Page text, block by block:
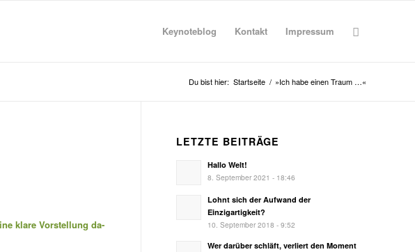
Keynoteblog Kontakt Impressum
Du bist hier: Startseite / »Ich habe einen Traum …«
klare Vorstellung da­
LETZTE BEITRÄGE
Hallo Welt!
8. September 2021 - 18:46
Lohnt sich der Aufwand der
Einzigartigkeit?
10. September 2018 - 9:52
Wer darüber schläft, verliert den Moment